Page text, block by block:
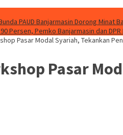
PAUD Banjarmasin Dorong Minat
Persen, Pemko Banjarmasin dan
Pasar Modal Syariah, Tekankan
Pasar